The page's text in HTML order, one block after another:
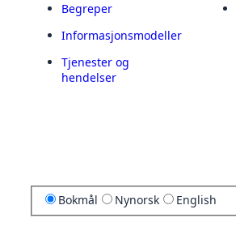
Begreper
Informasjonsmodeller
Tjenester og
hendelser
Bokmål Nynorsk English